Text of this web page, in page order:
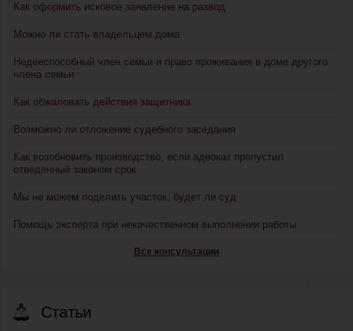
Как оформить исковое заявление на развод
Можно ли стать владельцем дома
Недееспособный член семьи и право проживания в доме другого
члена семьи
Как обжаловать действия защитника
Возможно ли отложение судебного заседания
Как возобновить производство, если адвокат пропустил
отведенный законом срок
Мы не можем поделить участок, будет ли суд
Помощь эксперта при некачественном выполнении работы
Все консультации
Статьи